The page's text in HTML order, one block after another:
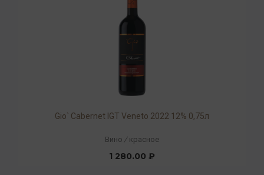
Gio` Cabernet IGT Veneto 2022 12% 0,75л
Вино / красное
1 280.00 ₽